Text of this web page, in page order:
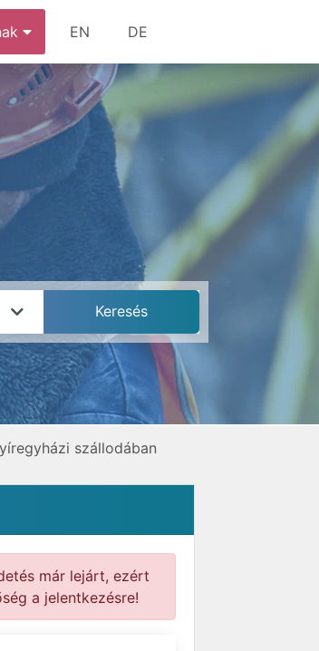
EN DE
szállodában
már lejárt, ezért
a jelentkezésre!